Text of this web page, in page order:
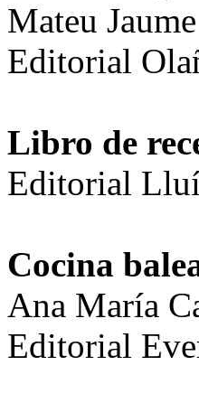
Mateu Jaume
Editorial
Libro de
Editorial
Cocina
Ana María
Editorial